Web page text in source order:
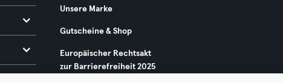
Unsere Marke
Gutscheine & Shop
Europäischer Rechtsakt
zur Barrierefreiheit 2025